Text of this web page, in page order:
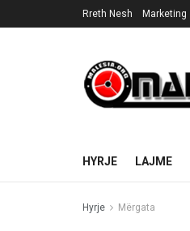
Rreth Nesh Marketing
HYRJE LAJME
Hyrje Mërgata